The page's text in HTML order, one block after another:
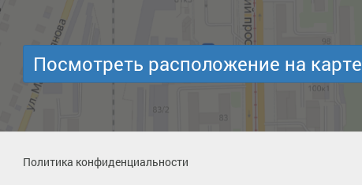
Посмотреть расположение на карте
Политика конфиденциальности